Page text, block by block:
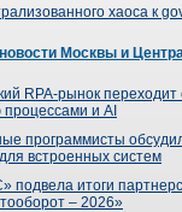
хаоса к
Москвы и
RPA-рынок
и AI
программисты
встроенных систем
подвела итоги
– 2026»